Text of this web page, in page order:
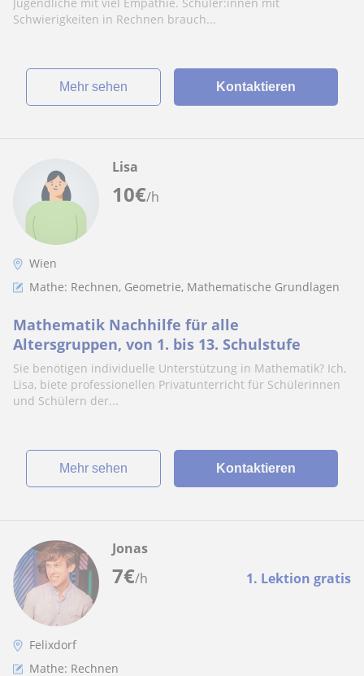
Schwierigkeiten in Rechnen brauch...
Mehr sehen Kontaktieren
10€/h
Lisa
Wien
Mathe: Rechnen, Geometrie, Mathematische Grundlagen
Mathematik Nachhilfe für alle
Altersgruppen, von 1. bis 13. Schulstufe
Sie benötigen individuelle Unterstützung in Mathematik? Ich,
Lisa, biete professionellen Privatunterricht für Schülerinnen
und Schülern der...
Mehr sehen Kontaktieren
7€/h 1. Lektion gratis
Jonas
Felixdorf
Mathe: Rechnen